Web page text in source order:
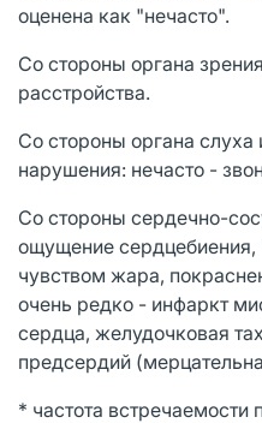
оценена как "нечасто".
Со стороны органа
расстройства.
Со стороны органа слуха
нарушения: нечасто -
Со стороны сердечно-
ощущение
чувством жара,
очень редко - инфаркт
сердца, желудочковая
предсердий
* частота